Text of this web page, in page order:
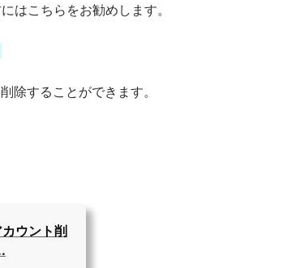
はこちらをお勧めします。
除することができます。
ウント削